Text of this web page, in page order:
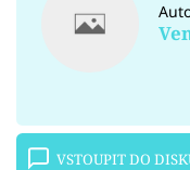
VSTOUPIT DO